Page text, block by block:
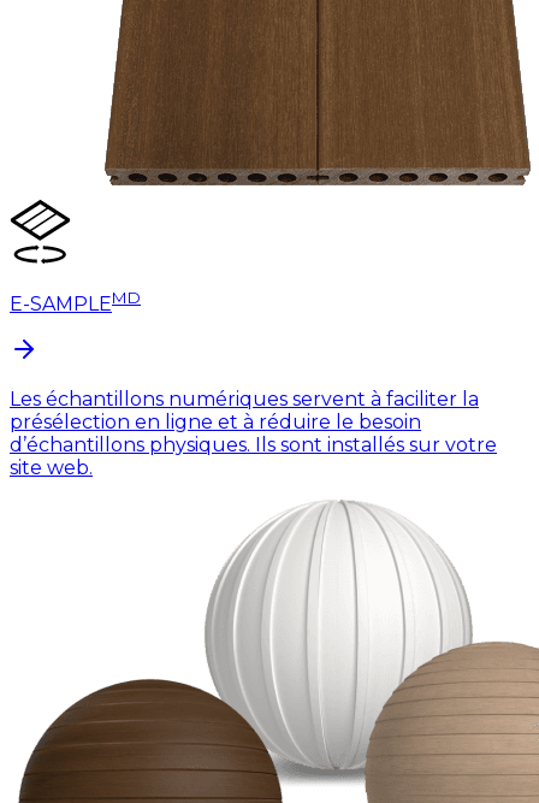
E-SAMPLEMD
Les échantillons numériques servent à faciliter la
présélection en ligne et à réduire le besoin
d’échantillons physiques. Ils sont installés sur votre
site web.